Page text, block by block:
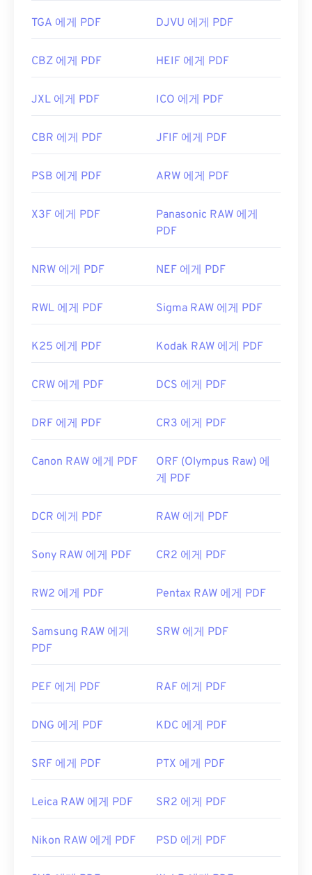
TGA 에게 PDF DJVU 에게 PDF
CBZ 에게 PDF HEIF 에게 PDF
JXL 에게 PDF ICO 에게 PDF
CBR 에게 PDF JFIF 에게 PDF
PSB 에게 PDF ARW 에게 PDF
X3F 에게 PDF
Panasonic RAW 에게
PDF
NRW 에게 PDF NEF 에게 PDF
RWL 에게 PDF Sigma RAW 에게 PDF
K25 에게 PDF Kodak RAW 에게 PDF
CRW 에게 PDF DCS 에게 PDF
DRF 에게 PDF CR3 에게 PDF
Canon RAW 에게 PDF
ORF (Olympus Raw) 에
게 PDF
DCR 에게 PDF RAW 에게 PDF
Sony RAW 에게 PDF CR2 에게 PDF
RW2 에게 PDF Pentax RAW 에게 PDF
Samsung RAW 에게
PDF
SRW 에게 PDF
PEF 에게 PDF RAF 에게 PDF
DNG 에게 PDF KDC 에게 PDF
SRF 에게 PDF PTX 에게 PDF
Leica RAW 에게 PDF SR2 에게 PDF
Nikon RAW 에게 PDF PSD 에게 PDF